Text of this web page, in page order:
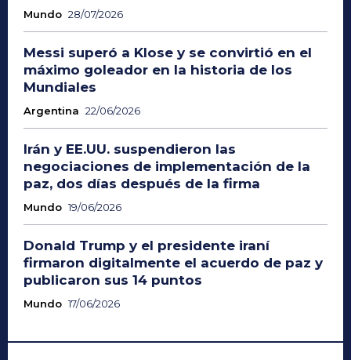
Mundo 28/07/2026
Messi superó a Klose y se convirtió en el
máximo goleador en la historia de los
Mundiales
Argentina 22/06/2026
Irán y EE.UU. suspendieron las
negociaciones de implementación de la
paz, dos días después de la firma
Mundo 19/06/2026
Donald Trump y el presidente iraní
firmaron digitalmente el acuerdo de paz y
publicaron sus 14 puntos
Mundo 17/06/2026